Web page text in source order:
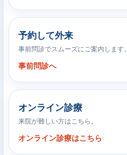
予約して外来
事前問診でスムーズにご案内します。
事前問診へ
オンライン診療
来院が難しい方はこちら。
オンライン診療はこちら